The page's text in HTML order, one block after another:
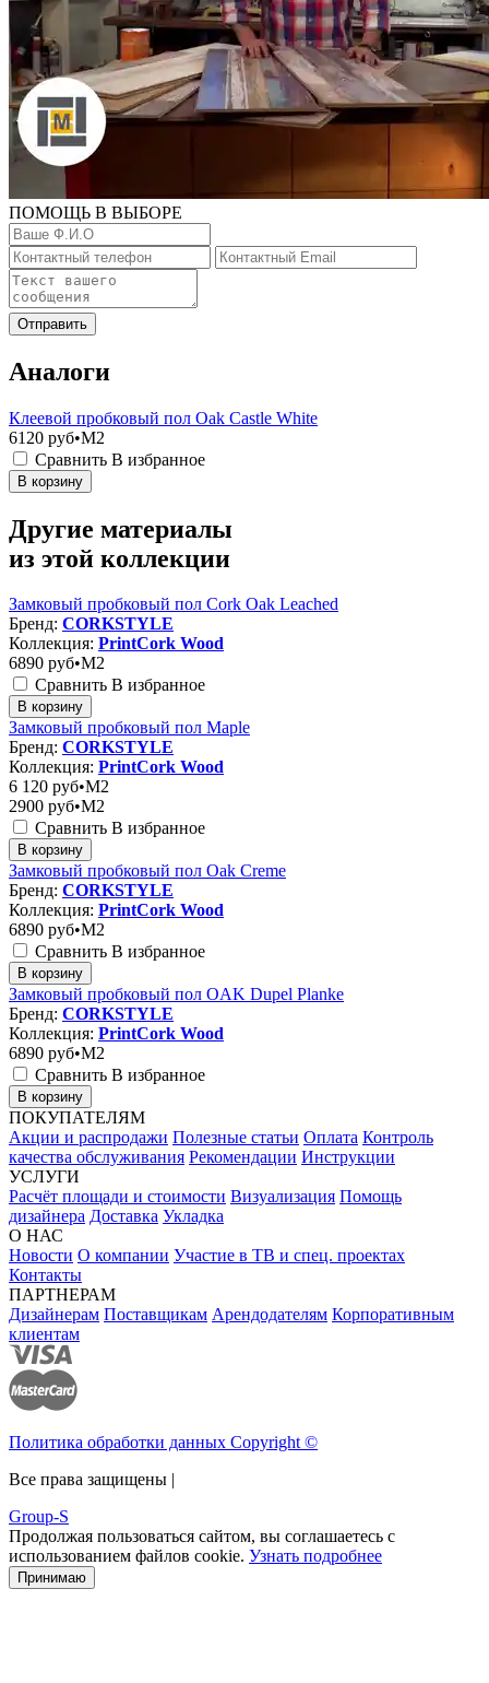
ПОМОЩЬ В ВЫБОРЕ
Отправить
Аналоги
Клеевой пробковый пол Oak Castle White
6120 руб•M2
Сравнить В избранное
В корзину
Другие материалы
из этой коллекции
Замковый пробковый пол Cork Oak Leached
Бренд: CORKSTYLE
Коллекция: PrintCork Wood
6890 руб•M2
Сравнить В избранное
В корзину
Замковый пробковый пол Maple
Бренд: CORKSTYLE
Коллекция: PrintCork Wood
6 120 руб•M2
2900 руб•M2
Сравнить В избранное
В корзину
Замковый пробковый пол Oak Creme
Бренд: CORKSTYLE
Коллекция: PrintCork Wood
6890 руб•M2
Сравнить В избранное
В корзину
Замковый пробковый пол OAK Dupel Planke
Бренд: CORKSTYLE
Коллекция: PrintCork Wood
6890 руб•M2
Сравнить В избранное
В корзину
ПОКУПАТЕЛЯМ
Акции и распродажи Полезные статьи Оплата Контроль
качества обслуживания Рекомендации Инструкции
УСЛУГИ
Расчёт площади и стоимости Визуализация Помощь
дизайнера Доставка Укладка
О НАС
Новости О компании Участие в ТВ и спец. проектах
Контакты
ПАРТНЕРАМ
Дизайнерам Поставщикам Арендодателям Корпоративным
клиентам
Политика обработки данных Copyright ©
Все права защищены |
Group-S
Продолжая пользоваться сайтом, вы соглашаетесь с
использованием файлов cookie. Узнать подробнее
Принимаю